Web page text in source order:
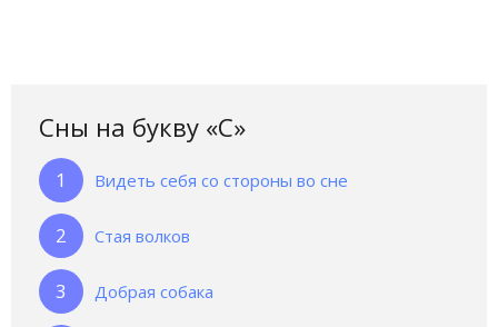
Сны на букву «С‎»‎
Видеть себя со стороны во сне
Стая волков
Добрая собака